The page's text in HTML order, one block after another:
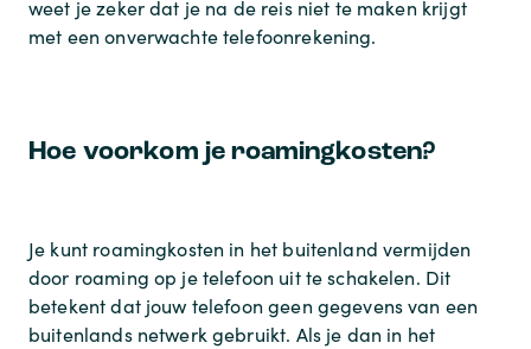
weet je zeker dat je na de reis niet te maken krijgt
met een onverwachte telefoonrekening.
Hoe voorkom je roamingkosten?
Je kunt roamingkosten in het buitenland vermijden
door roaming op je telefoon uit te schakelen. Dit
betekent dat jouw telefoon geen gegevens van een
buitenlands netwerk gebruikt. Als je dan in het